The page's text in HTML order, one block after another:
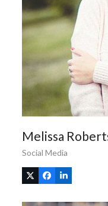
Melissa
Social Media
X FacebookLinkedin